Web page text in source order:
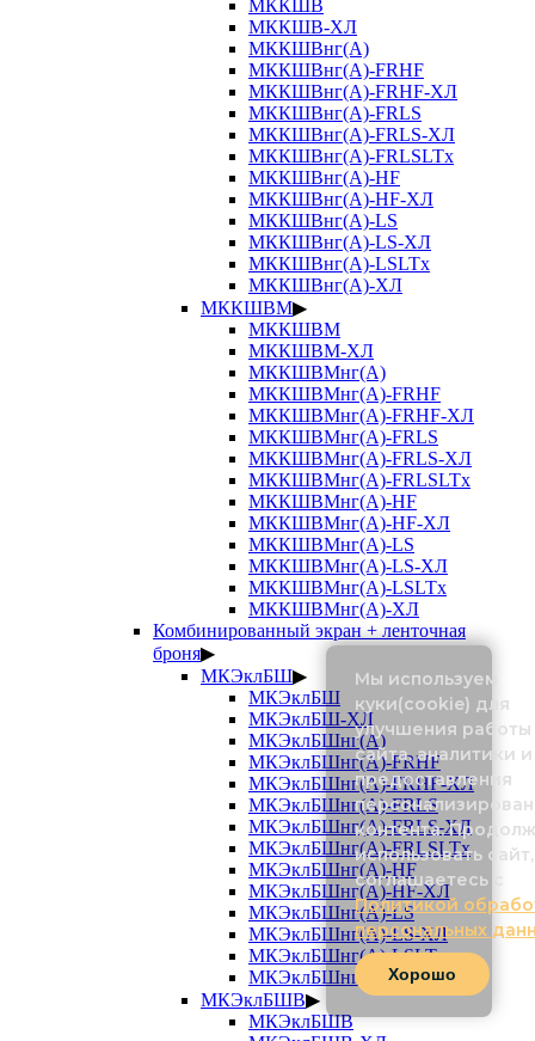
МККШВ
МККШВ-ХЛ
МККШВнг(А)
МККШВнг(А)-FRHF
МККШВнг(А)-FRHF-ХЛ
МККШВнг(А)-FRLS
МККШВнг(А)-FRLS-ХЛ
МККШВнг(А)-FRLSLTx
МККШВнг(А)-HF
МККШВнг(А)-HF-ХЛ
МККШВнг(А)-LS
МККШВнг(А)-LS-ХЛ
МККШВнг(А)-LSLTx
МККШВнг(А)-ХЛ
МККШВМ▶
МККШВМ
МККШВМ-ХЛ
МККШВМнг(А)
МККШВМнг(А)-FRHF
МККШВМнг(А)-FRHF-ХЛ
МККШВМнг(А)-FRLS
МККШВМнг(А)-FRLS-ХЛ
МККШВМнг(А)-FRLSLTx
МККШВМнг(А)-HF
МККШВМнг(А)-HF-ХЛ
МККШВМнг(А)-LS
МККШВМнг(А)-LS-ХЛ
МККШВМнг(А)-LSLTx
МККШВМнг(А)-ХЛ
Комбинированный экран + ленточная
броня▶
МКЭклБШ▶
МКЭклБШ
МКЭклБШ-ХЛ
МКЭклБШнг(А)
МКЭклБШнг(А)-FRHF
МКЭклБШнг(А)-FRHF-ХЛ
МКЭклБШнг(А)-FRLS
МКЭклБШнг(А)-FRLS-ХЛ
МКЭклБШнг(А)-FRLSLTx
МКЭклБШнг(А)-HF
МКЭклБШнг(А)-HF-ХЛ
МКЭклБШнг(А)-LS
МКЭклБШнг(А)-LS-ХЛ
МКЭклБШнг(А)-LSLTx
МКЭклБШнг(А)-ХЛ
МКЭклБШВ▶
МКЭклБШВ
Мы используем
куки(cookie) для
улучшения работы
сайта, аналитики и
предоставления
контента.
использовать
соглашаетесь с
Политикой
персональных
Хорошо